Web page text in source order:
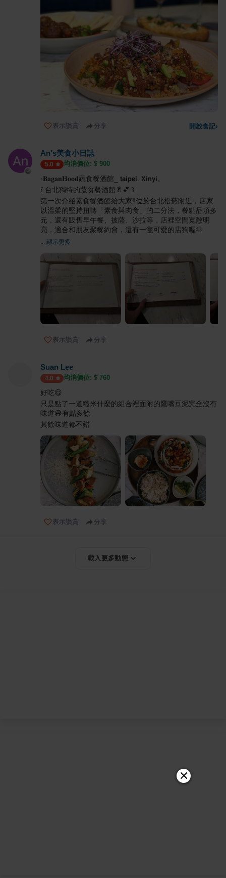
表示讚賞 分享 開啟食記›
An's美食小日誌
5.0 均消價位: $ 900
·𝐁𝐚𝐠𝐚𝐧𝐇𝐨𝐨𝐝蔬食餐酒館_ 𝘁𝗮𝗶𝗽𝗲𝗶. 𝗫𝗶𝗻𝘆𝗶。
꒰ 台北獨特的蔬食餐酒館🥬💕 ꒱
第一次介紹素食餐酒館給大家‼️位於台北松菸附近，店家
以溫柔的堅持扭轉「素食與肉食」的二分法，餐點品項多
元，還有販售早午餐、披薩、沙拉等，店裡空間寬敞明
亮，適合和朋友聚餐約會，還有一隻可愛的店狗喔🐶
... 顯示更多
表示讚賞 分享
Suan Lee
4.0 均消價位: $ 760
好吃😋
只是點了一道糙米什麼的組合裡面附的鷹嘴豆泥完全沒有
味道😅有點多餘
其餘味道都不錯
表示讚賞 分享
載入更多動態